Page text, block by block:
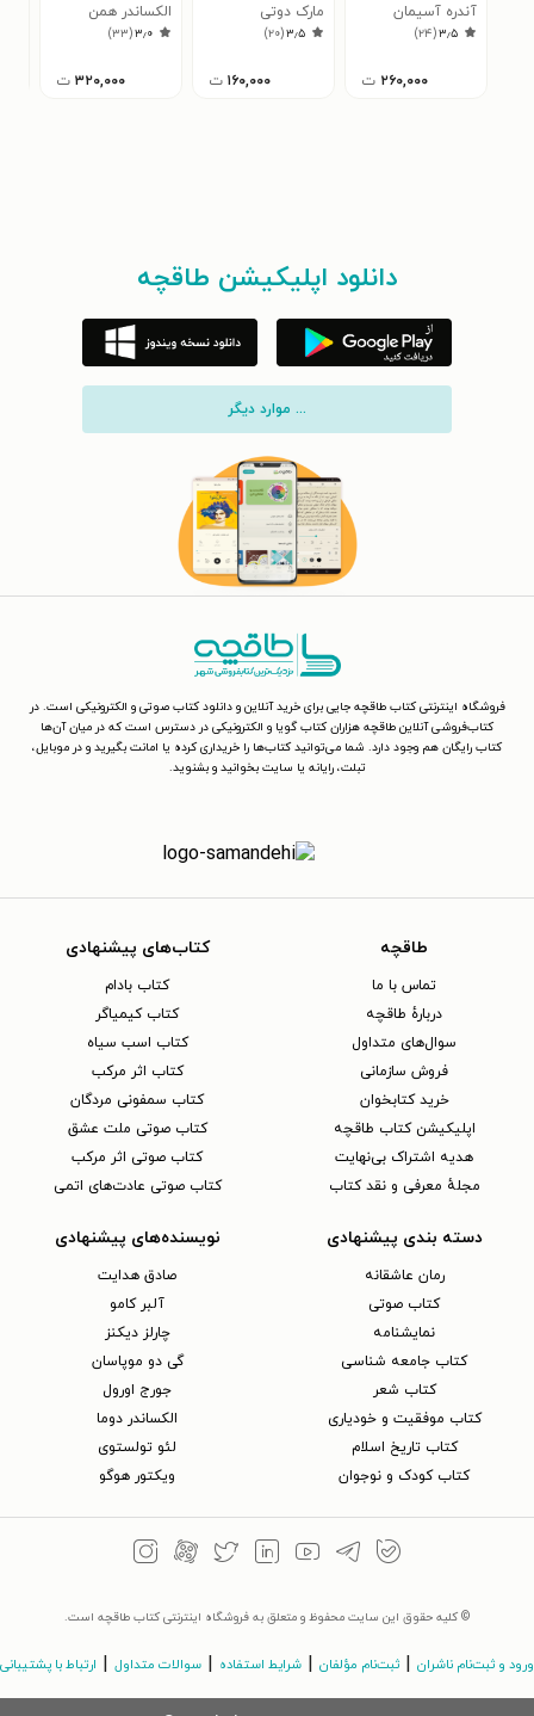
آندره آسیمان
۳٫۵(۲۴)
۲۶۰,۰۰۰ ت
مارک دوتی
۳٫۵(۲۰)
۱۶۰,۰۰۰ ت
الکساندر همن
۳٫۰(۳۳)
۳۲۰,۰۰۰ ت
دانلود اپلیکیشن طاقچه
... موارد دیگر
فروشگاه اینترنتی کتاب طاقچه جایی برای خرید آنلاین و دانلود کتاب صوتی و الکترونیکی است. در
کتاب‌فروشی آنلاین طاقچه هزاران کتاب گویا و الکترونیکی در دسترس است که در میان آن‌ها
کتاب رایگان هم وجود دارد. شما می‌توانید کتاب‌ها را خریداری کرده یا امانت بگیرید و در موبایل،
تبلت، رایانه یا سایت بخوانید و بشنوید.
طاقچه
تماس با ما
دربارهٔ طاقچه
سوال‌های متداول
فروش سازمانی
خرید کتابخوان
اپلیکیشن کتاب طاقچه
هدیه اشتراک بی‌نهایت
مجلهٔ معرفی و نقد کتاب
کتاب‌های پیشنهادی
کتاب بادام
کتاب کیمیاگر
کتاب اسب سیاه
کتاب اثر مرکب
کتاب سمفونی مردگان
کتاب صوتی ملت عشق
کتاب صوتی اثر مرکب
کتاب صوتی عادت‌های اتمی
دسته بندی پیشنهادی
رمان عاشقانه
کتاب‌ صوتی
نمایشنامه
کتاب جامعه شناسی
کتاب شعر
کتاب موفقیت و خودیاری
کتاب تاریخ اسلام
کتاب کودک و نوجوان
نویسنده‌های پیشنهادی
صادق هدایت
آلبر کامو
چارلز دیکنز
گی دو موپاسان
جورج اورول
الکساندر دوما
لئو تولستوی
ویکتور هوگو
© کلیه حقوق این سایت محفوظ و متعلق به فروشگاه اینترنتی کتاب طاقچه است.
ورود و ثبت‌نام ناشران ثبت‌نام مؤلفان شرایط استفاده سوالات متداول ارتباط با پشتیبانی